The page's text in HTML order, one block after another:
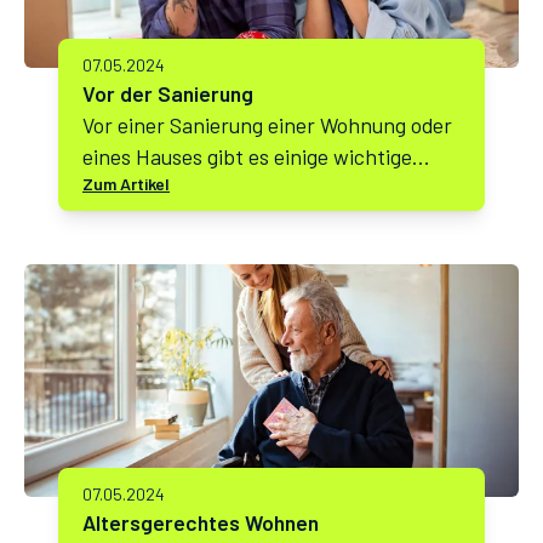
07.05.2024
Vor der Sanierung
Vor einer Sanierung einer Wohnung oder
eines Hauses gibt es einige wichtige
Dinge, die Sie beachten sollten. Hier sind
einige Schritte, die Sie durchführen
Zum Artikel
07.05.2024
Altersgerechtes Wohnen